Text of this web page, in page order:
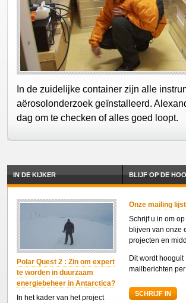
In de zuidelijke container zijn alle
aërosolonderzoek geïnstalleerd.
dag om te checken of alles goed loopt.
IN DE KIJKER
Polar Quest 2 : Zin om expert
te worden in duurzaam
energiebeheer in Antarctica?
In het kader van het project
BLIJF OP DE
Onze mailing lijst
Schrijf u in om
blijven van onze
projecten en
Dit wordt hooguit
mailberichten
SCHRIJF IN